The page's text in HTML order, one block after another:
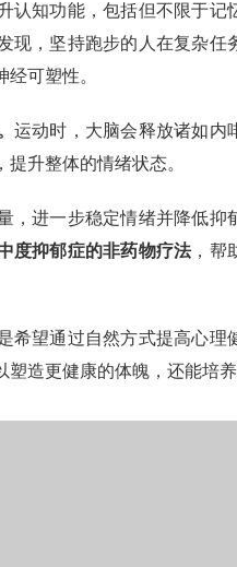
认知功能，包括但不限于记
现，坚持跑步的人在复杂任
可塑性。
运动时，大脑会释放诸如内
升整体的情绪状态。
，进一步稳定情绪并降低抑
度抑郁症的非药物疗法，帮
希望通过自然方式提高心理
塑造更健康的体魄，还能培